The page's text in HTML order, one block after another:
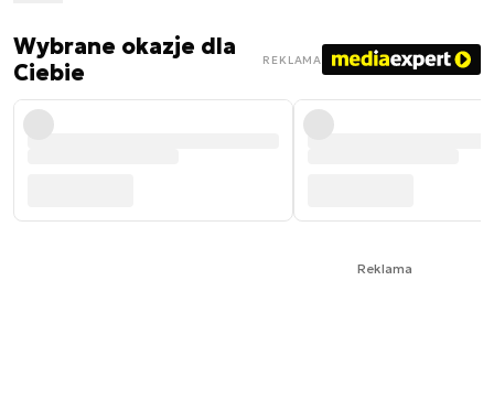
Wybrane okazje dla
Ciebie
REKLAMA
Reklama